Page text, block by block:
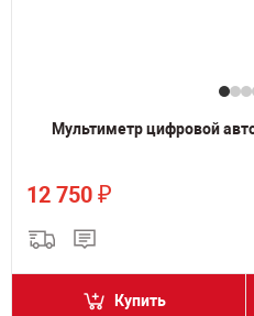
Мультиметр цифровой
12 750 ₽
Купить